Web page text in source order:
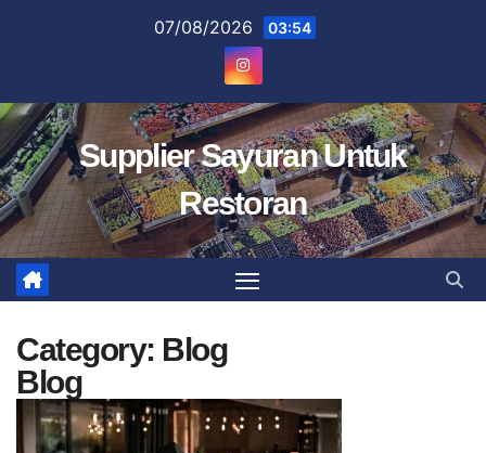
07/08/2026 03:54
Supplier Sayuran Untuk
Restoran
Category: Blog
Blog